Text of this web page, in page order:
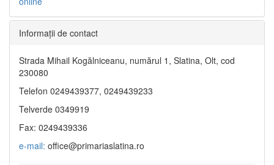
Informaţii de contact
Strada Mihail Kogălniceanu, numărul 1, Slatina, Olt, cod
230080
Telefon 0249439377, 0249439233
Telverde 0349919
Fax: 0249439336
e-mail: office@primariaslatina.ro